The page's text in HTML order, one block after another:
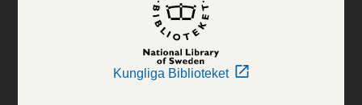
Kungliga Biblioteket